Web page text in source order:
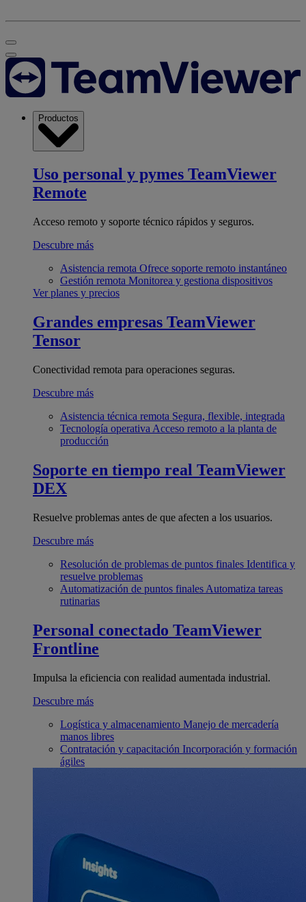
Productos
Uso personal y pymes TeamViewer
Remote
Acceso remoto y soporte técnico rápidos y seguros.
Descubre más
Asistencia remota Ofrece soporte remoto instantáneo
Gestión remota Monitorea y gestiona dispositivos
Ver planes y precios
Grandes empresas TeamViewer
Tensor
Conectividad remota para operaciones seguras.
Descubre más
Asistencia técnica remota Segura, flexible, integrada
Tecnología operativa Acceso remoto a la planta de
producción
Soporte en tiempo real TeamViewer
DEX
Resuelve problemas antes de que afecten a los usuarios.
Descubre más
Resolución de problemas de puntos finales Identifica y
resuelve problemas
Automatización de puntos finales Automatiza tareas
rutinarias
Personal conectado TeamViewer
Frontline
Impulsa la eficiencia con realidad aumentada industrial.
Descubre más
Logística y almacenamiento Manejo de mercadería
manos libres
Contratación y capacitación Incorporación y formación
ágiles